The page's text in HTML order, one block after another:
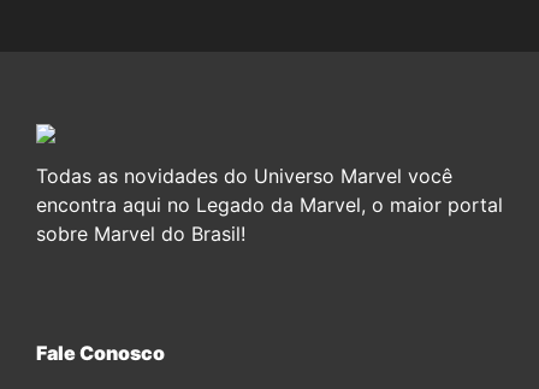
Todas as novidades do Universo Marvel você
encontra aqui no Legado da Marvel, o maior portal
sobre Marvel do Brasil!
Fale Conosco